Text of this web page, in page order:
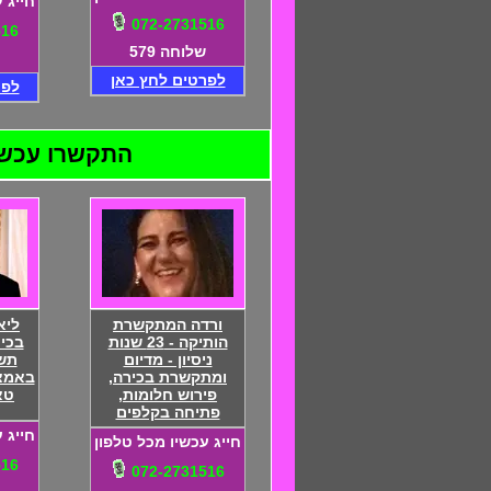
072-2731516
שלוחה 579
לפרטים לחץ כאן
התקשרו עכשיו
ורדה המתקשרת
הותיקה - 23 שנות
ניסיון - מדיום
ומתקשרת בכירה,
פירוש חלומות,
פתיחה בקלפים
חייג עכשיו מכל טלפון
072-2731516